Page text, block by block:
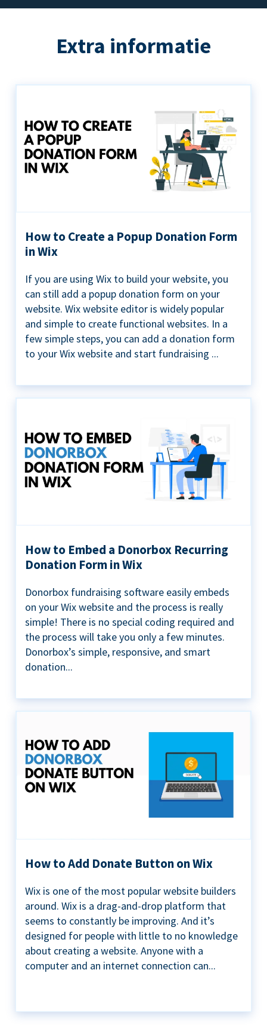
Extra informatie
How to Create a Popup Donation Form
in Wix
If you are using Wix to build your website, you
can still add a popup donation form on your
website. Wix website editor is widely popular
and simple to create functional websites. In a
few simple steps, you can add a donation form
to your Wix website and start fundraising ...
How to Embed a Donorbox Recurring
Donation Form in Wix
Donorbox fundraising software easily embeds
on your Wix website and the process is really
simple! There is no special coding required and
the process will take you only a few minutes.
Donorbox’s simple, responsive, and smart
donation...
How to Add Donate Button on Wix
Wix is one of the most popular website builders
around. Wix is a drag-and-drop platform that
seems to constantly be improving. And it’s
designed for people with little to no knowledge
about creating a website. Anyone with a
computer and an internet connection can...